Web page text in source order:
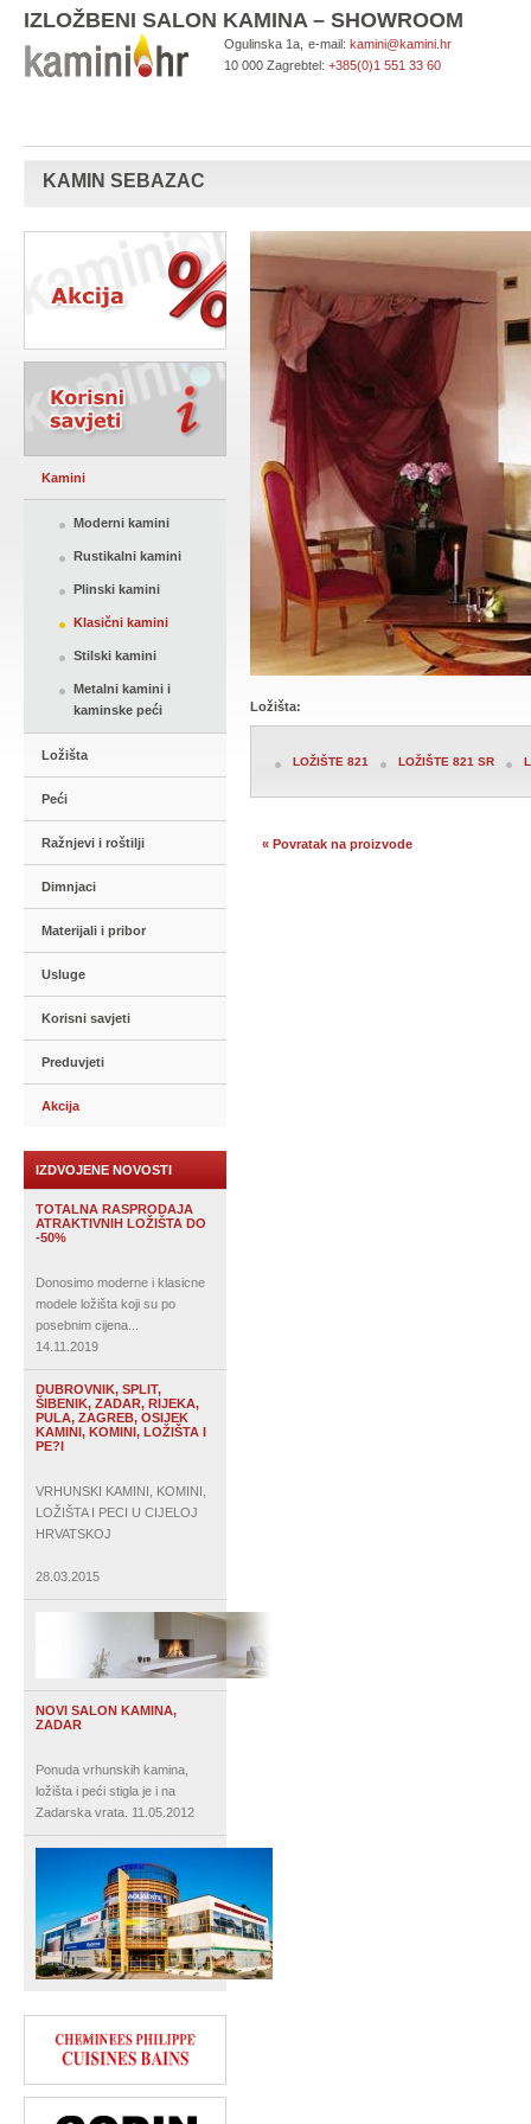
IZLOŽBENI SALON KAMINA – SHOWROOM
Ogulinska 1a,
10 000 Zagreb
e-mail: kamini@kamini.hr
tel: +385(0)1 551 33 60
KAMIN SEBAZAC
Kamini
Moderni kamini
Rustikalni kamini
Plinski kamini
Klasični kamini
Stilski kamini
Metalni kamini i
kaminske peći
Ložišta
Peći
Ražnjevi i roštilji
Dimnjaci
Materijali i pribor
Usluge
Korisni savjeti
Preduvjeti
Akcija
IZDVOJENE NOVOSTI
TOTALNA RASPRODAJA
ATRAKTIVNIH LOŽIŠTA DO
-50%
Donosimo moderne i klasicne
modele ložišta koji su po
posebnim cijena...
14.11.2019
DUBROVNIK, SPLIT,
ŠIBENIK, ZADAR, RIJEKA,
PULA, ZAGREB, OSIJEK
KAMINI, KOMINI, LOŽIŠTA I
PE?I
VRHUNSKI KAMINI, KOMINI,
LOŽIŠTA I PECI U CIJELOJ
HRVATSKOJ
28.03.2015
NOVI SALON KAMINA,
ZADAR
Ponuda vrhunskih kamina,
ložišta i peći stigla je i na
Zadarska vrata. 11.05.2012
Ložišta:
LOŽIŠTE 821 LOŽIŠTE 821 SR
« Povratak na proizvode